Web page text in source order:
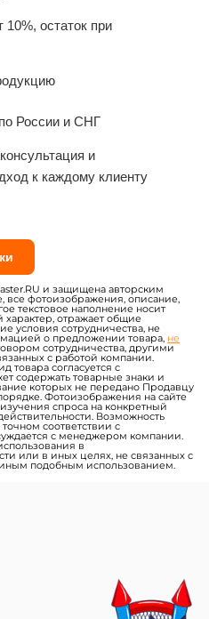
10%, остаток при
России и СНГ
и
к каждому клиенту
и защищена авторским
все фотоизображения, описание,
текстовое наполнение носит
отражает общие
условия сотрудничества, не
о предложении товара, не
сотрудничества, другими
с работой компании.
товара согласуется с
содержать товарные знаки и
которых не передано Продавцу
Фотоизображения на сайте
спроса на конкретный
Возможность
соответствии с
с менеджером компании.
в
или в иных целях, не связанных с
подобным использованием.